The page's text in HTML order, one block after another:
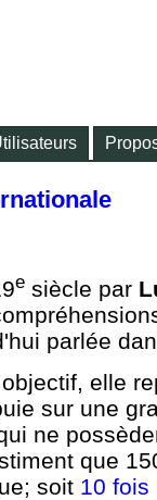
e siècle par
parlée
elle
sur une
ne
que
soit 10 fois